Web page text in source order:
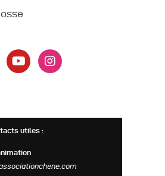
utiles :